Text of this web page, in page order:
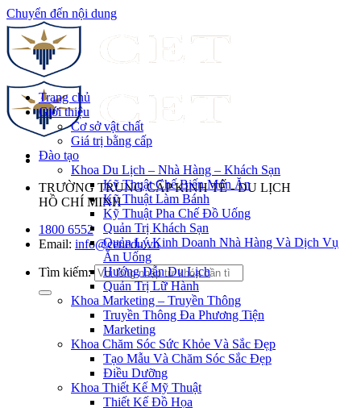
Chuyển đến nội dung
TRƯỜNG TRUNG CẤP KINH TẾ - DU LỊCH
HỒ CHÍ MINH
1800 6552
Email: info@cet.edu.vn
Tìm kiếm:
Trang chủ
Giới thiệu
Cơ sở vật chất
Giá trị bằng cấp
Đào tạo
Khoa Du Lịch – Nhà Hàng – Khách Sạn
Kỹ Thuật Chế Biến Món Ăn
Kỹ Thuật Làm Bánh
Kỹ Thuật Pha Chế Đồ Uống
Quản Trị Khách Sạn
Quản Lý Kinh Doanh Nhà Hàng Và Dịch Vụ
Ăn Uống
Hướng Dẫn Du Lịch
Quản Trị Lữ Hành
Khoa Marketing – Truyền Thông
Truyền Thông Đa Phương Tiện
Marketing
Khoa Chăm Sóc Sức Khỏe Và Sắc Đẹp
Tạo Mẫu Và Chăm Sóc Sắc Đẹp
Điều Dưỡng
Khoa Thiết Kế Mỹ Thuật
Thiết Kế Đồ Họa